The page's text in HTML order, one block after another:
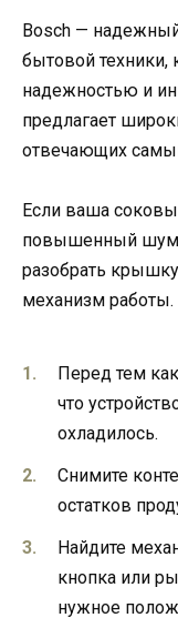
Bosch —
бытовой техники,
надежностью и
предлагает
отвечающих
Если ваша
повышенный шум,
разобрать
механизм работы.
Перед тем
что
охладилось.
Снимите
остатков
Найдите
кнопка или
нужное